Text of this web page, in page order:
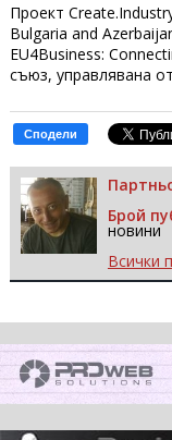
Проект
Bulgaria and
EU4Business:
съюз, управлявана
Сподели
Брой
новини
Всички